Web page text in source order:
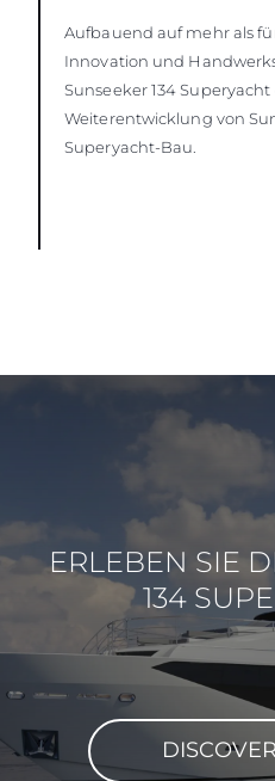
Aufbauend auf mehr als
Innovation und
Sunseeker 134
Weiterentwicklung von
Superyacht-Bau.
ERLEBEN SIE
134